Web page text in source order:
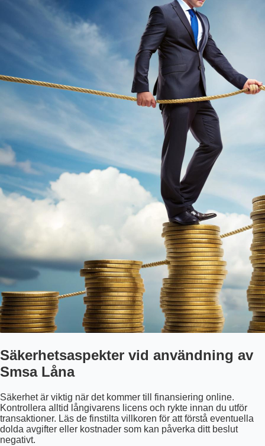
Säkerhetsaspekter vid användning av
Smsa Låna
Säkerhet är viktig när det kommer till finansiering online.
Kontrollera alltid långivarens licens och rykte innan du utför
transaktioner. Läs de finstilta villkoren för att förstå eventuella
dolda avgifter eller kostnader som kan påverka ditt beslut
negativt.